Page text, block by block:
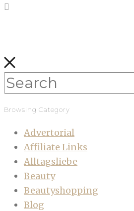
Browsing Category
Advertorial
Affiliate Links
Alltagsliebe
Beauty
Beautyshopping
Blog